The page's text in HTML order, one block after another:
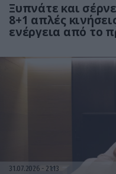
Ξυπνάτε και
8+1 απλές
ενέργεια από το
31.07.2026 21:13